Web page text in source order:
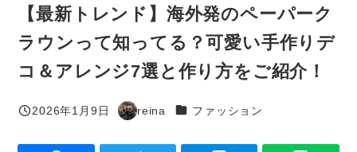
【最新トレンド】海外発のペーパーク
ラウンって知ってる？可愛い手作りデ
コ＆アレンジ7選と作り方をご紹介！
投稿日
2026年1月9日
著
reina カテゴリー
ファッション